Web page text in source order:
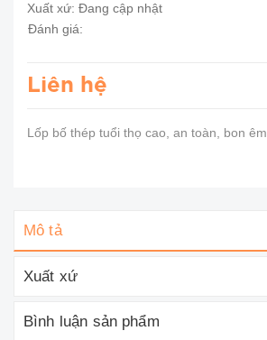
Xuất xứ: Đang cập nhật
Đánh giá:
Liên hệ
Lốp bố thép tuổi thọ cao, an toàn, bon êm.
Mô tả
Xuất xứ
Bình luận sản phẩm